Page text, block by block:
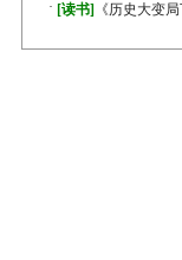
· [读书] 《历史大变